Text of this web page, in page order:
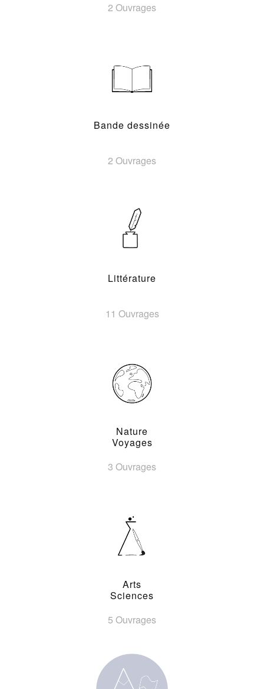
2 Ouvrages
Bande dessinée
2 Ouvrages
Littérature
11 Ouvrages
Nature
Voyages
3 Ouvrages
Arts
Sciences
5 Ouvrages